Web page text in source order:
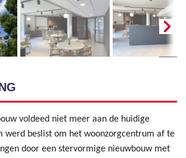
voldeed niet meer aan de huidige
werd beslist om het woonzorgcentrum af te
door een stervormige nieuwbouw met